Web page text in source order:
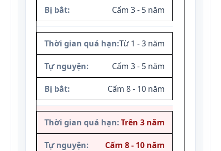
Cấm 3 - 5 năm
Từ 1 - 3 năm
Cấm 3 - 5 năm
Cấm 8 - 10 năm
Trên 3 năm
Cấm 8 - 10 năm